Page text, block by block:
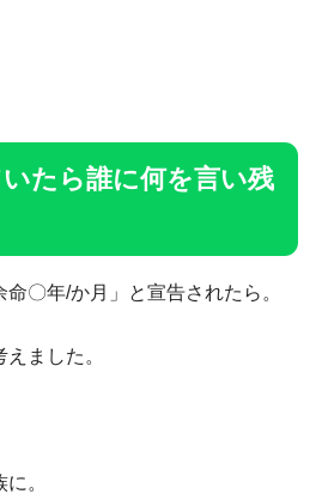
たら誰に何を言い残
〇年/か月」と宣告されたら。
ました。
。